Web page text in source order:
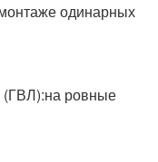
одинарных
(ГВЛ):на ровные